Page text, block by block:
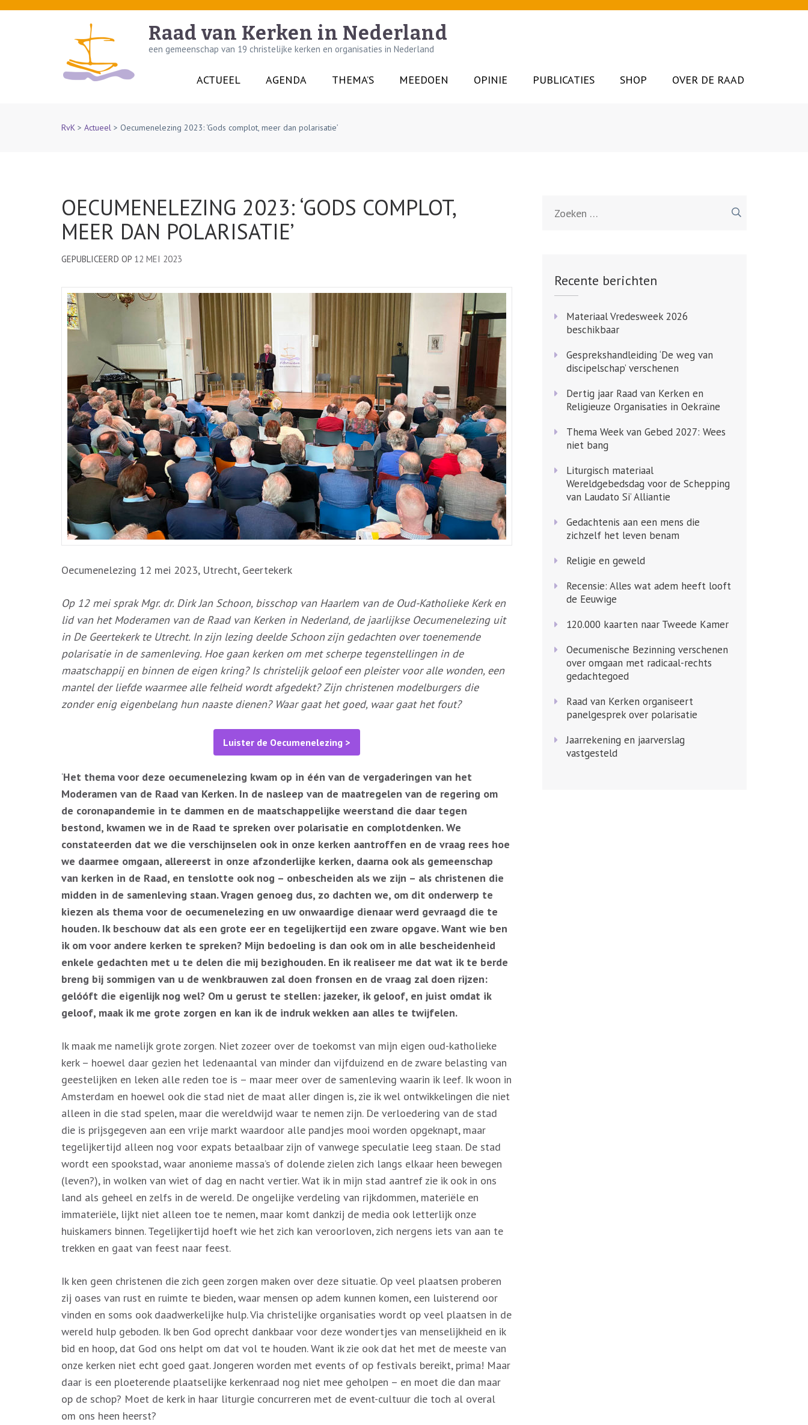
Skip
Raad van Kerken in Nederland
een gemeenschap van 19 christelijke kerken en organisaties in Nederland
ACTUEEL AGENDA THEMA’S MEEDOEN OPINIE PUBLICATIES SHOP OVER DE RAAD
RvK > Actueel > Oecumenelezing 2023: ‘Gods complot, meer dan polarisatie’
OECUMENELEZING 2023: ‘GODS COMPLOT,
MEER DAN POLARISATIE’
GEPUBLICEERD OP 12 MEI 2023
Oecumenelezing 12 mei 2023, Utrecht, Geertekerk
Op 12 mei sprak Mgr. dr. Dirk Jan Schoon, bisschop van Haarlem van de Oud-Katholieke Kerk en
lid van het Moderamen van de Raad van Kerken in Nederland, de jaarlijkse Oecumenelezing uit
in De Geertekerk te Utrecht. In zijn lezing deelde Schoon zijn gedachten over toenemende
polarisatie in de samenleving. Hoe gaan kerken om met scherpe tegenstellingen in de
maatschappij en binnen de eigen kring? Is christelijk geloof een pleister voor alle wonden, een
mantel der liefde waarmee alle felheid wordt afgedekt? Zijn christenen modelburgers die
zonder enig eigenbelang hun naaste dienen? Waar gaat het goed, waar gaat het fout?
Luister de Oecumenelezing >
‘Het thema voor deze oecumenelezing kwam op in één van de vergaderingen van het
Moderamen van de Raad van Kerken. In de nasleep van de maatregelen van de regering om
de coronapandemie in te dammen en de maatschappelijke weerstand die daar tegen
bestond, kwamen we in de Raad te spreken over polarisatie en complotdenken. We
constateerden dat we die verschijnselen ook in onze kerken aantroffen en de vraag rees hoe
we daarmee omgaan, allereerst in onze afzonderlijke kerken, daarna ook als gemeenschap
van kerken in de Raad, en tenslotte ook nog – onbescheiden als we zijn – als christenen die
midden in de samenleving staan. Vragen genoeg dus, zo dachten we, om dit onderwerp te
kiezen als thema voor de oecumenelezing en uw onwaardige dienaar werd gevraagd die te
houden. Ik beschouw dat als een grote eer en tegelijkertijd een zware opgave. Want wie ben
ik om voor andere kerken te spreken? Mijn bedoeling is dan ook om in alle bescheidenheid
enkele gedachten met u te delen die mij bezighouden. En ik realiseer me dat wat ik te berde
breng bij sommigen van u de wenkbrauwen zal doen fronsen en de vraag zal doen rijzen:
gelóóft die eigenlijk nog wel? Om u gerust te stellen: jazeker, ik geloof, en juist omdat ik
geloof, maak ik me grote zorgen en kan ik de indruk wekken aan alles te twijfelen.
Ik maak me namelijk grote zorgen. Niet zozeer over de toekomst van mijn eigen oud-katholieke
kerk – hoewel daar gezien het ledenaantal van minder dan vijfduizend en de zware belasting van
geestelijken en leken alle reden toe is – maar meer over de samenleving waarin ik leef. Ik woon in
Amsterdam en hoewel ook die stad niet de maat aller dingen is, zie ik wel ontwikkelingen die niet
alleen in die stad spelen, maar die wereldwijd waar te nemen zijn. De verloedering van de stad
die is prijsgegeven aan een vrije markt waardoor alle pandjes mooi worden opgeknapt, maar
tegelijkertijd alleen nog voor expats betaalbaar zijn of vanwege speculatie leeg staan. De stad
wordt een spookstad, waar anonieme massa’s of dolende zielen zich langs elkaar heen bewegen
(leven?), in wolken van wiet of dag en nacht vertier. Wat ik in mijn stad aantref zie ik ook in ons
land als geheel en zelfs in de wereld. De ongelijke verdeling van rijkdommen, materiële en
immateriële, lijkt niet alleen toe te nemen, maar komt dankzij de media ook letterlijk onze
huiskamers binnen. Tegelijkertijd hoeft wie het zich kan veroorloven, zich nergens iets van aan te
trekken en gaat van feest naar feest.
Ik ken geen christenen die zich geen zorgen maken over deze situatie. Op veel plaatsen proberen
zij oases van rust en ruimte te bieden, waar mensen op adem kunnen komen, een luisterend oor
vinden en soms ook daadwerkelijke hulp. Via christelijke organisaties wordt op veel plaatsen in de
wereld hulp geboden. Ik ben God oprecht dankbaar voor deze wondertjes van menselijkheid en ik
bid en hoop, dat God ons helpt om dat vol te houden. Want ik zie ook dat het met de meeste van
onze kerken niet echt goed gaat. Jongeren worden met events of op festivals bereikt, prima! Maar
daar is een ploeterende plaatselijke kerkenraad nog niet mee geholpen – en moet die dan maar
op de schop? Moet de kerk in haar liturgie concurreren met de event-cultuur die toch al overal
om ons heen heerst?
naar:
Recente berichten
Materiaal Vredesweek 2026
beschikbaar
Gesprekshandleiding ‘De weg van
discipelschap’ verschenen
Dertig jaar Raad van Kerken en
Religieuze Organisaties in Oekraïne
Thema Week van Gebed 2027: Wees
niet bang
Liturgisch materiaal
Wereldgebedsdag voor de Schepping
van Laudato Si’ Alliantie
Gedachtenis aan een mens die
zichzelf het leven benam
Religie en geweld
Recensie: Alles wat adem heeft looft
de Eeuwige
120.000 kaarten naar Tweede Kamer
Oecumenische Bezinning verschenen
over omgaan met radicaal-rechts
gedachtegoed
Raad van Kerken organiseert
panelgesprek over polarisatie
Jaarrekening en jaarverslag
vastgesteld